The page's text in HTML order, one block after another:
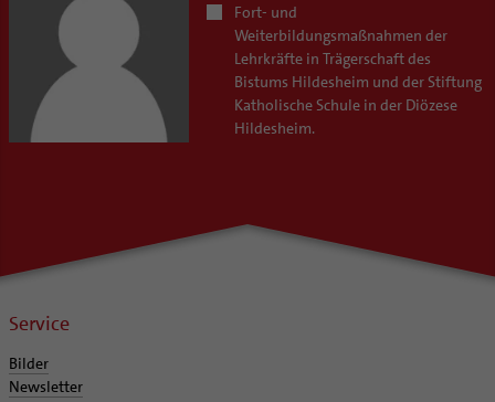
Fort- und
Weiterbildungsmaßnahmen der
Lehrkräfte in Trägerschaft des
Bistums Hildesheim und der Stiftung
Katholische Schule in der Diözese
Hildesheim.
Service
Bilder
Newsletter